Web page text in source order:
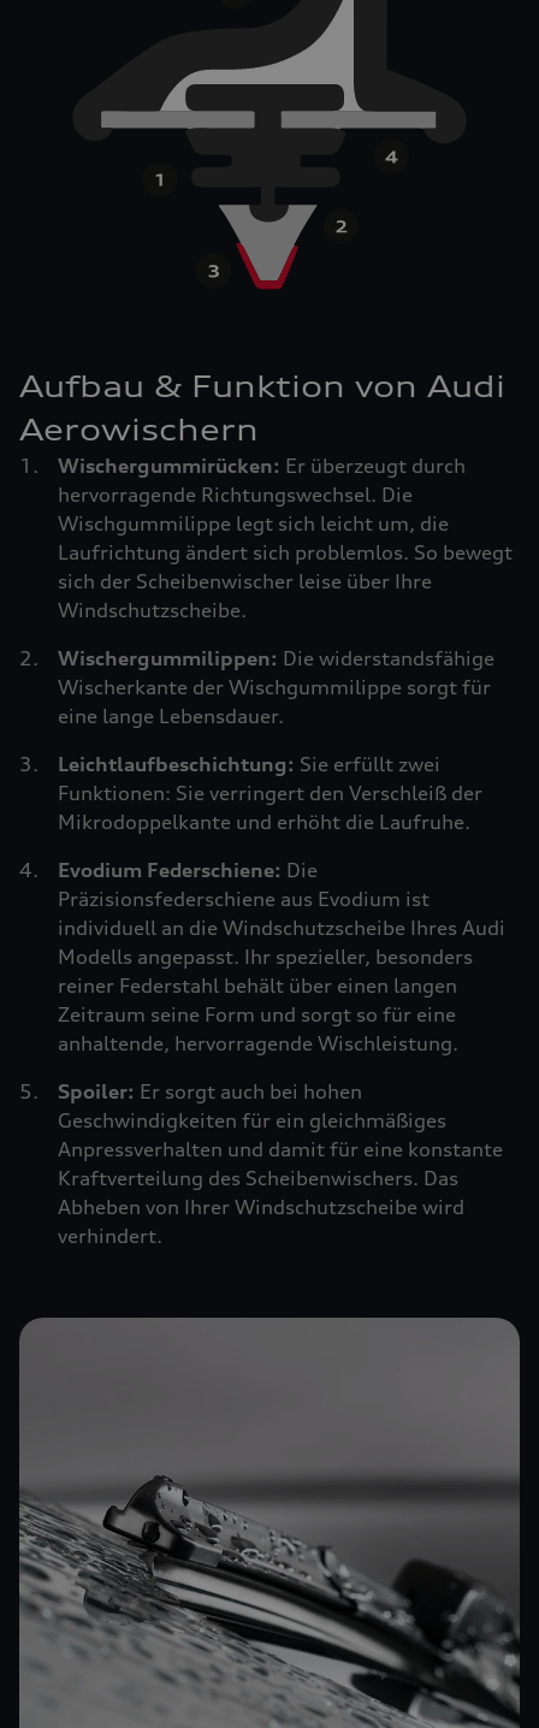
Aufbau & Funktion von Audi
Aerowischern
Wischergummirücken: Er überzeugt durch
hervorragende Richtungswechsel. Die
Wischgummilippe legt sich leicht um, die
Laufrichtung ändert sich problemlos. So bewegt
sich der Scheibenwischer leise über Ihre
Windschutzscheibe.
Wischergummilippen: Die widerstandsfähige
Wischerkante der Wischgummilippe sorgt für
eine lange Lebensdauer.
Leichtlaufbeschichtung: Sie erfüllt zwei
Funktionen: Sie verringert den Verschleiß der
Mikrodoppelkante und erhöht die Laufruhe.
Evodium Federschiene: Die
Präzisionsfederschiene aus Evodium ist
individuell an die Windschutzscheibe Ihres Audi
Modells angepasst. Ihr spezieller, besonders
reiner Federstahl behält über einen langen
Zeitraum seine Form und sorgt so für eine
anhaltende, hervorragende Wischleistung.
Spoiler: Er sorgt auch bei hohen
Geschwindigkeiten für ein gleichmäßiges
Anpressverhalten und damit für eine konstante
Kraftverteilung des Scheibenwischers. Das
Abheben von Ihrer Windschutzscheibe wird
verhindert.